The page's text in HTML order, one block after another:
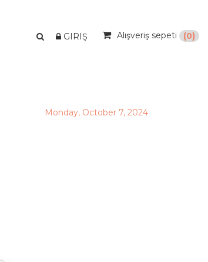
GIRIŞ Alışveriş sepeti (0)
Monday, October 7, 2024